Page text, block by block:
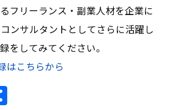
フリーランス・副業人材を企業に
ンサルタントとしてさらに活躍し
をしてみてください。
はこちらから